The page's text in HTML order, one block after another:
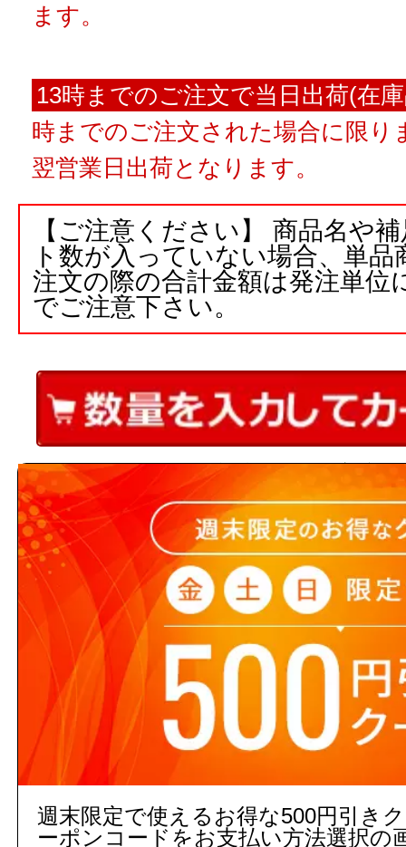
ます。
13時までのご注文で当日出荷(在
時までのご注文された場合に限り
翌営業日出荷となります。
【ご注意ください】 商品名や
ト数が入っていない場合、単
注文の際の合計金額は発注単位
でご注意下さい。
3,000円以上(税込)のご注文
５営業日出荷(メーカー手配品)
商品コード：
111821010101
品番：
A-1321
販売価格
数量
補足説明
取付穴:φ20
商品名： 化粧キャップ
週末限定で使えるお得な500円引き
ーポンコードをお支払い方法選択の